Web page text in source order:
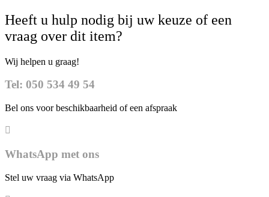
Heeft u hulp nodig bij uw keuze of een
vraag over dit item?
Wij helpen u graag!
Tel: 050 534 49 54
Bel ons voor beschikbaarheid of een afspraak
WhatsApp met ons
Stel uw vraag via WhatsApp